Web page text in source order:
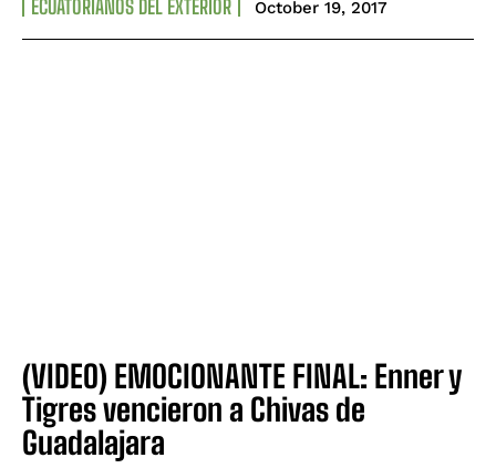
ECUATORIANOS DEL EXTERIOR October 19, 2017
(VIDEO) EMOCIONANTE FINAL: Enner y
Tigres vencieron a Chivas de
Guadalajara